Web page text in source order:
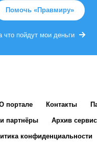
Помочь «Правмиру»
что пойдут мои деньги
портале Контакты
партнёры Архив
конфиденциальности